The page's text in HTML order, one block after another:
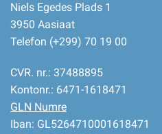
Niels Egedes Plads 1
3950 Aasiaat
Telefon (+299) 70 19 00
CVR. nr.: 37488895
Kontonr.: 6471-1618471
GLN Numre
Iban: GL5264710001618471